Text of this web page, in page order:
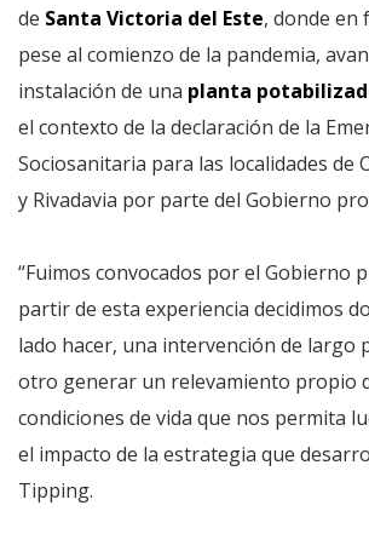
de Santa Victoria del Este, donde en
pese al comienzo de la pandemia,
instalación de una planta
el contexto de la declaración de la
Sociosanitaria para las localidades de
y Rivadavia por parte del Gobierno
“Fuimos convocados por el Gobierno
partir de esta experiencia decidimos
lado hacer, una intervención de largo
otro generar un relevamiento propio
condiciones de vida que nos permita
el impacto de la estrategia que
Tipping.